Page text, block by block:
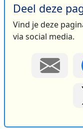
Deel deze
Vind je deze
via social media.